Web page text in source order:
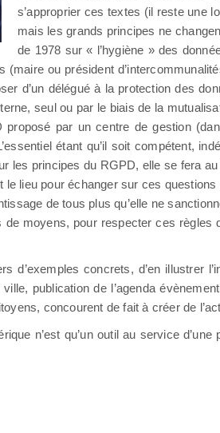
s’approprier ces textes (il reste une
mais les grands principes ne
de 1978 sur « l’hygiène » des
ou président
d’un délégué à la protection des
seul ou par le biais de la
par un centre de gestion
étant qu’il soit compétent,
les principes du RGPD, elle se fera
lieu pour échanger sur ces
de tous plus qu’elle ne
moyens, pour respecter ces règles
d’exemples concrets, d’en illustrer
publication de l’agenda
concourent de fait à créer de
n’est qu’un outil au service d’une